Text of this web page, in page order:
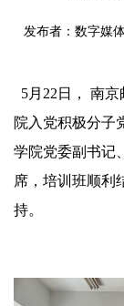
发布者：数字媒
5月22日， 南
院入党积极分子
学院党委副书记
席，培训班顺利
持。